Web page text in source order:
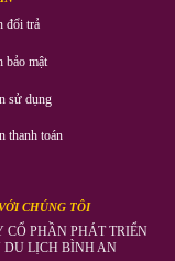
đổi trả
bảo mật
sử dụng
thanh toán
CHÚNG TÔI
CỔ PHẦN PHÁT TRIỂN
DU LỊCH BÌNH AN